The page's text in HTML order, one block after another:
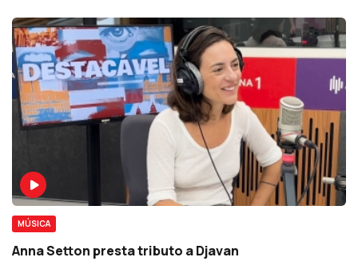
MÚSICA
Anna Setton presta tributo a Djavan